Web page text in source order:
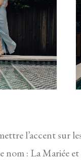
l’accent sur
nom : La Mariée